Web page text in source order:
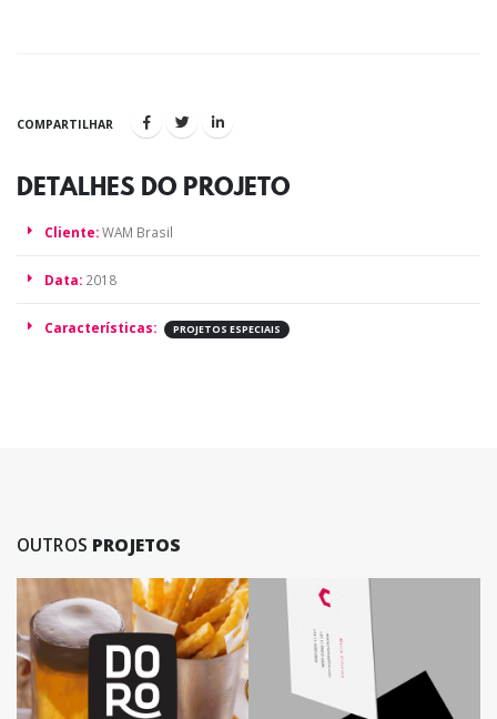
COMPARTILHAR
DETALHES DO PROJETO
Cliente:WAM Brasil
Data: 2018
Características: PROJETOS ESPECIAIS
OUTROS PROJETOS